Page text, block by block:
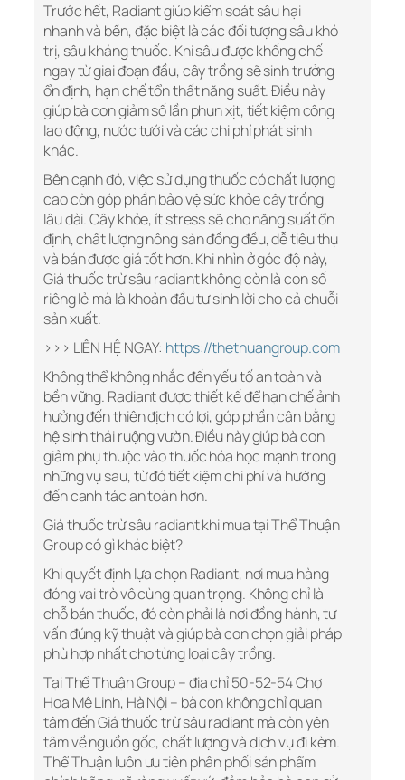
Trước hết, Radiant giúp kiểm soát sâu hại
nhanh và bền, đặc biệt là các đối tượng sâu khó
trị, sâu kháng thuốc. Khi sâu được khống chế
ngay từ giai đoạn đầu, cây trồng sẽ sinh trưởng
ổn định, hạn chế tổn thất năng suất. Điều này
giúp bà con giảm số lần phun xịt, tiết kiệm công
lao động, nước tưới và các chi phí phát sinh
khác.
Bên cạnh đó, việc sử dụng thuốc có chất lượng
cao còn góp phần bảo vệ sức khỏe cây trồng
lâu dài. Cây khỏe, ít stress sẽ cho năng suất ổn
định, chất lượng nông sản đồng đều, dễ tiêu thụ
và bán được giá tốt hơn. Khi nhìn ở góc độ này,
Giá thuốc trừ sâu radiant không còn là con số
riêng lẻ mà là khoản đầu tư sinh lời cho cả chuỗi
sản xuất.
>>> LIÊN HỆ NGAY: https://thethuangroup.com
Không thể không nhắc đến yếu tố an toàn và
bền vững. Radiant được thiết kế để hạn chế ảnh
hưởng đến thiên địch có lợi, góp phần cân bằng
hệ sinh thái ruộng vườn. Điều này giúp bà con
giảm phụ thuộc vào thuốc hóa học mạnh trong
những vụ sau, từ đó tiết kiệm chi phí và hướng
đến canh tác an toàn hơn.
Giá thuốc trừ sâu radiant khi mua tại Thể Thuận
Group có gì khác biệt?
Khi quyết định lựa chọn Radiant, nơi mua hàng
đóng vai trò vô cùng quan trọng. Không chỉ là
chỗ bán thuốc, đó còn phải là nơi đồng hành, tư
vấn đúng kỹ thuật và giúp bà con chọn giải pháp
phù hợp nhất cho từng loại cây trồng.
Tại Thể Thuận Group – địa chỉ 50-52-54 Chợ
Hoa Mê Linh, Hà Nội – bà con không chỉ quan
tâm đến Giá thuốc trừ sâu radiant mà còn yên
tâm về nguồn gốc, chất lượng và dịch vụ đi kèm.
Thể Thuận luôn ưu tiên phân phối sản phẩm